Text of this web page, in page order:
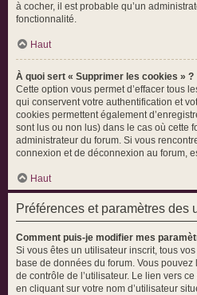
à cocher, il est probable qu’un
fonctionnalité.
Haut
À quoi sert « Supprimer les cookies » ?
Cette option vous permet d’effacer tous
qui conservent votre authentification et
cookies permettent également
sont lus ou non lus) dans le cas où cette
administrateur du forum. Si vous
connexion et de déconnexion au forum,
Haut
Préférences et paramètres des
Comment puis-je modifier mes
Si vous êtes un utilisateur inscrit, tous
base de données du forum. Vous
de contrôle de l’utilisateur. Le lien vers
en cliquant sur votre nom d’utilisateur